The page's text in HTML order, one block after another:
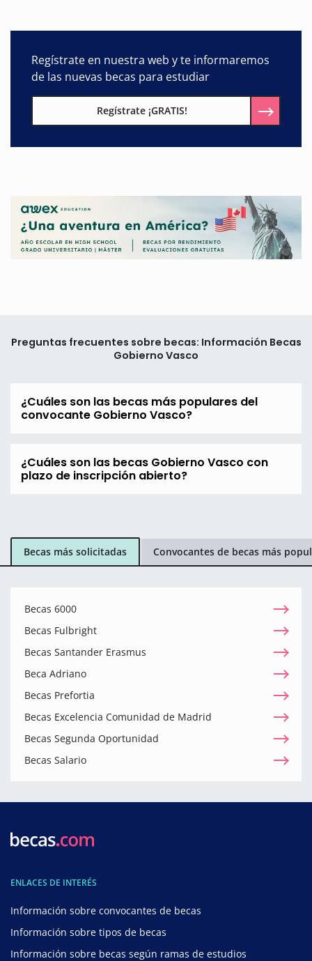
Regístrate en nuestra web y te informaremos
de las nuevas becas para estudiar
Regístrate ¡GRATIS!
Preguntas frecuentes sobre becas: Información Becas
Gobierno Vasco
¿Cuáles son las becas más populares del
convocante Gobierno Vasco?
¿Cuáles son las becas Gobierno Vasco con
plazo de inscripción abierto?
Becas más solicitadas Convocantes de becas más
Becas 6000
Becas Fulbright
Becas Santander Erasmus
Beca Adriano
Becas Prefortia
Becas Excelencia Comunidad de Madrid
Becas Segunda Oportunidad
Becas Salario
ENLACES DE INTERÉS
Información sobre convocantes de becas
Información sobre tipos de becas
Información sobre becas según ramas de estudios